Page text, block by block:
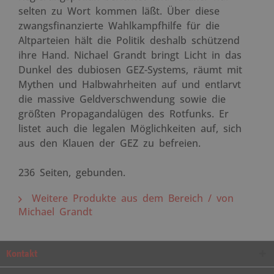
selten zu Wort kommen läßt. Über diese
zwangsfinanzierte Wahlkampfhilfe für die
Altparteien hält die Politik deshalb schützend
ihre Hand. Nichael Grandt bringt Licht in das
Dunkel des dubiosen GEZ-Systems, räumt mit
Mythen und Halbwahrheiten auf und entlarvt
die massive Geldverschwendung sowie die
größten Propagandalügen des Rotfunks. Er
listet auch die legalen Möglichkeiten auf, sich
aus den Klauen der GEZ zu befreien.
236 Seiten, gebunden.
Weitere Produkte aus dem Bereich / von
Michael Grandt
Kontakt